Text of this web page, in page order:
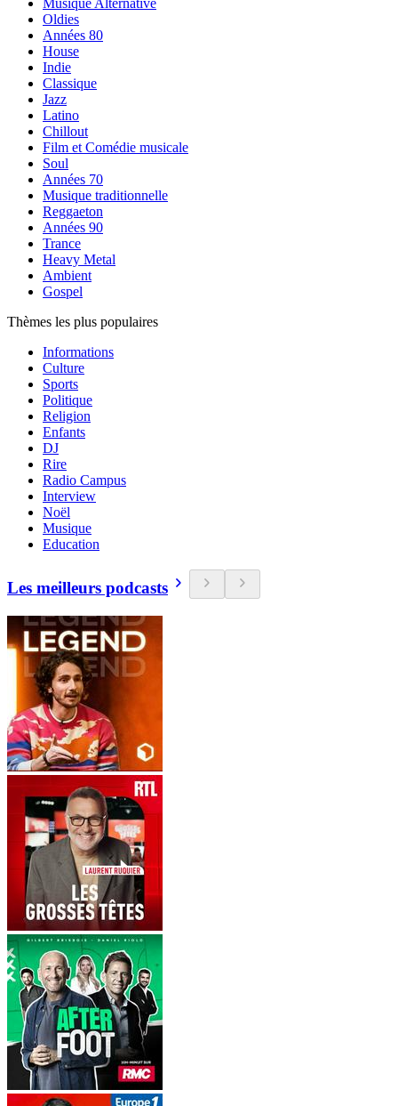
Musique Alternative
Oldies
Années 80
House
Indie
Classique
Jazz
Latino
Chillout
Film et Comédie musicale
Soul
Années 70
Musique traditionnelle
Reggaeton
Années 90
Trance
Heavy Metal
Ambient
Gospel
Thèmes les plus populaires
Informations
Culture
Sports
Politique
Religion
Enfants
DJ
Rire
Radio Campus
Interview
Noël
Musique
Education
Les meilleurs podcasts